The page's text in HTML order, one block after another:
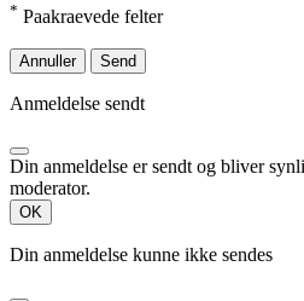
* Paakraevede felter
Annuller Send
Anmeldelse sendt
Din anmeldelse er sendt og bliver
moderator.
OK
Din anmeldelse kunne ikke sendes